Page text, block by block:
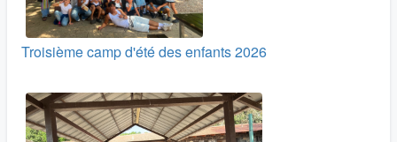
Troisième camp d'été des enfants 2026